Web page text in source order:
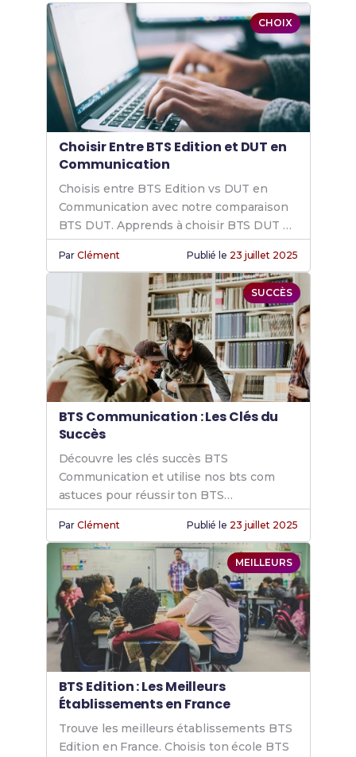
CHOIX
Choisir Entre BTS Edition et DUT en
Communication
Choisis entre BTS Edition vs DUT en
Communication avec notre comparaison
BTS DUT. Apprends à choisir BTS DUT et
explore communication BTS vs DUT.
ParClément Publié le 23 juillet 2025
SUCCÈS
BTS Communication : Les Clés du
Succès
Découvre les clés succès BTS
Communication et utilise nos bts com
astuces pour réussir ton BTS
communication. Atteins tes objectifs avec
nos conseils experts.
ParClément Publié le 23 juillet 2025
MEILLEURS
BTS Edition : Les Meilleurs
Établissements en France
Trouve les meilleurs établissements BTS
Edition en France. Choisis ton école BTS